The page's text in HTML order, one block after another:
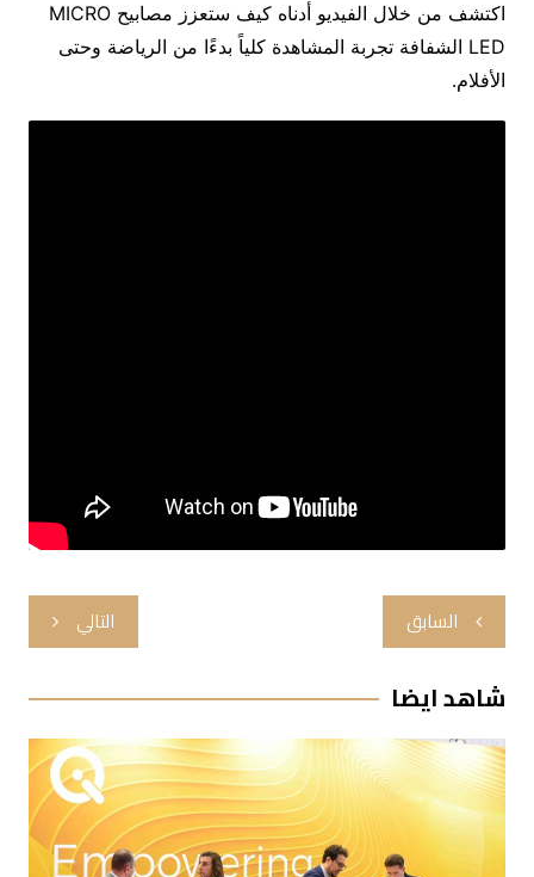
اكتشف من خلال الفيديو أدناه كيف ستعزز مصابيح MICRO
LED الشفافة تجربة المشاهدة كلياً بدءًا من الرياضة وحتى
الأفلام.
تصفّح
المقالات
السابق التالي
شاهد ايضا